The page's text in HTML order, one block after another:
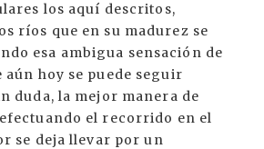
los aquí descritos,
ríos que en su madurez se
esa ambigua sensación de
aún hoy se puede seguir
duda, la mejor manera de
el recorrido en el
se deja llevar por un